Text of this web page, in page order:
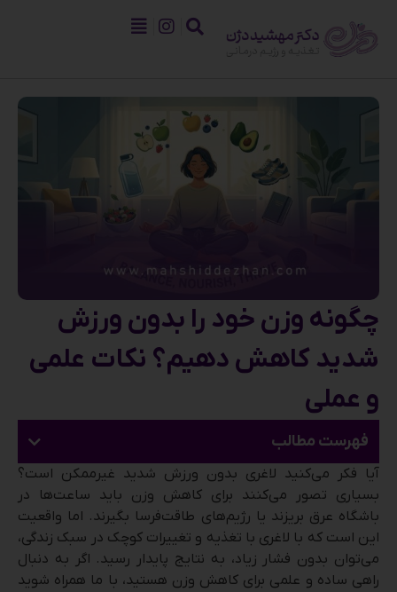
چگونه وزن خود را بدون ورزش
شدید کاهش دهیم؟ نکات علمی
و عملی
فهرست مطالب
آیا فکر می‌کنید لاغری بدون ورزش شدید غیرممکن است؟
بسیاری تصور می‌کنند برای کاهش وزن باید ساعت‌ها در
باشگاه عرق بریزند یا رژیم‌های طاقت‌فرسا بگیرند. اما واقعیت
این است که با لاغری با تغذیه و تغییرات کوچک در سبک زندگی،
می‌توان بدون فشار زیاد، به نتایج پایدار رسید. اگر به دنبال
راهی ساده و علمی برای کاهش وزن هستید، با ما همراه شوید